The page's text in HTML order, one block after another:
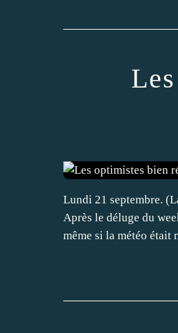
Lundi 21 septembre.
Après le déluge du
même si la météo était